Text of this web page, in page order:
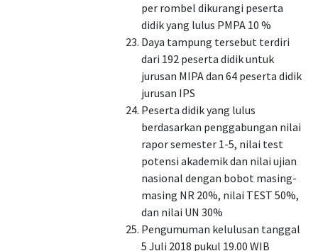
per rombel dikurangi peserta
didik yang lulus PMPA 10 %
Daya tampung tersebut terdiri
dari 192 peserta didik untuk
jurusan MIPA dan 64 peserta didik
jurusan IPS
Peserta didik yang lulus
berdasarkan penggabungan nilai
rapor semester 1-5, nilai test
potensi akademik dan nilai ujian
nasional dengan bobot masing-
masing NR 20%, nilai TEST 50%,
dan nilai UN 30%
Pengumuman kelulusan tanggal
5 Juli 2018 pukul 19.00 WIB